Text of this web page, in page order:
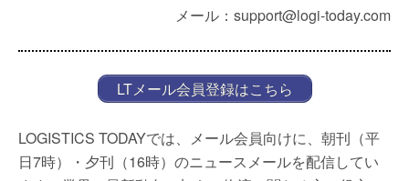
メール：support@logi-today.com
LTメール会員登録はこちら
LOGISTICS TODAYでは、メール会員向けに、朝刊（平
日7時）・夕刊（16時）のニュースメールを配信してい